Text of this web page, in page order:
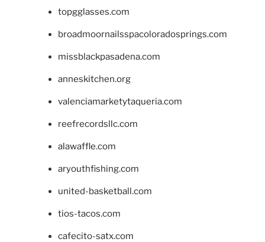
topgglasses.com
broadmoornailsspacoloradosprings.com
missblackpasadena.com
anneskitchen.org
valenciamarketytaqueria.com
reefrecordsllc.com
alawaffle.com
aryouthfishing.com
united-basketball.com
tios-tacos.com
cafecito-satx.com